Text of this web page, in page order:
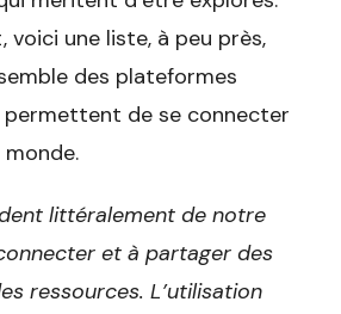
voici une liste, à peu près,
des plateformes
permettent de se connecter
littéralement de notre
et à partager des
ressources. L’utilisation